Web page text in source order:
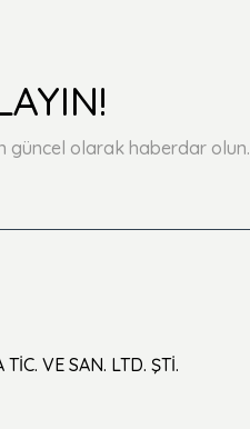
güncel olarak haberdar olun.
VE SAN. LTD. ŞTİ.